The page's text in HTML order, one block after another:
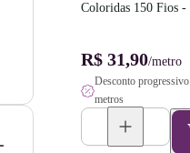
Coloridas 150 Fios -
R$ 31,90/metro
Desconto
metros